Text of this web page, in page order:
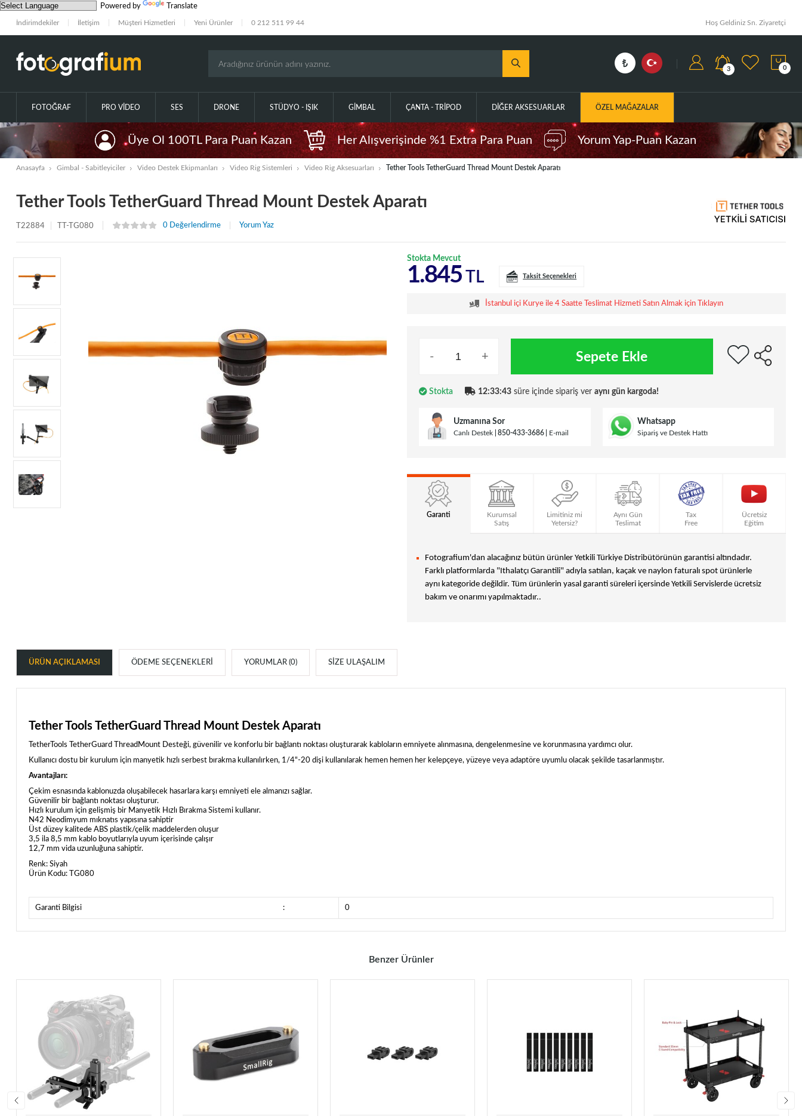
Powered by Translate
İndirimdekiler İletişim Müşteri Hizmetleri Yeni Ürünler 0 212 511 99 44 Hoş Geldiniz Sn. Ziyaretçi
3 0
FOTOĞRAF PRO VIDEO SES DRONE STÜDYO - IŞIK GIMBAL ÇANTA - TRIPOD DIĞER AKSESUARLAR ÖZEL MAĞAZALAR
Üye Ol 100TL Para Puan Kazan Her Alışverişinde %1 Extra Para Puan Yorum Yap-Puan Kazan
Anasayfa Gimbal - Sabitleyiciler Video Destek Ekipmanları Video Rig Sistemleri Video Rig Aksesuarları Tether Tools TetherGuard Thread Mount Destek Aparatı
Tether Tools TetherGuard Thread Mount Destek Aparatı
T22884 TT-TG080 0 Değerlendirme Yorum Yaz
Stokta Mevcut
1.845 TL Taksit Seçenekleri
İstanbul içi Kurye ile 4 Saatte Teslimat Hizmeti Satın Almak için Tıklayın
- + Sepete Ekle
Stokta 12:33:42 süre içinde sipariş ver aynı gün kargoda!
Uzmanına Sor
Canlı Destek 850-433-3686 E-mail
Whatsapp
Sipariş ve Destek Hattı
Garanti
Kurumsal
Satış
Limitiniz mi
Yetersiz?
Aynı Gün
Teslimat
Tax
Free
Ücretsiz
Eğitim
Fotografium'dan alacağınız bütün ürünler Yetkili Türkiye Distribütörünün garantisi altındadır.
Farklı platformlarda "Ithalatçı Garantili" adıyla satılan, kaçak ve naylon faturalı spot ürünlerle
aynı kategoride değildir. Tüm ürünlerin yasal garanti süreleri içersinde Yetkili Servislerde ücretsiz
bakım ve onarımı yapılmaktadır..
ÜRÜN AÇIKLAMASI ÖDEME SEÇENEKLERI YORUMLAR (0) SIZE ULAŞALIM
Tether Tools TetherGuard Thread Mount Destek Aparatı
TetherTools TetherGuard ThreadMount Desteği, güvenilir ve konforlu bir bağlantı noktası oluşturarak kabloların emniyete alınmasına, dengelenmesine ve korunmasına yardımcı olur.
Kullanıcı dostu bir kurulum için manyetik hızlı serbest bırakma kullanılırken, 1/4"-20 dişi kullanılarak hemen hemen her kelepçeye, yüzeye veya adaptöre uyumlu olacak şekilde tasarlanmıştır.
Avantajları:
Çekim esnasında kablonuzda oluşabilecek hasarlara karşı emniyeti ele almanızı sağlar.
Güvenilir bir bağlantı noktası oluşturur.
Hızlı kurulum için gelişmiş bir Manyetik Hızlı Bırakma Sistemi kullanır.
N42 Neodimyum mıknatıs yapısına sahiptir
Üst düzey kalitede ABS plastik/çelik maddelerden oluşur
3,5 ila 8,5 mm kablo boyutlarıyla uyum içerisinde çalışır
12,7 mm vida uzunluğuna sahiptir.
Renk: Siyah
Ürün Kodu: TG080
Garanti Bilgisi : 0
Benzer Ürünler